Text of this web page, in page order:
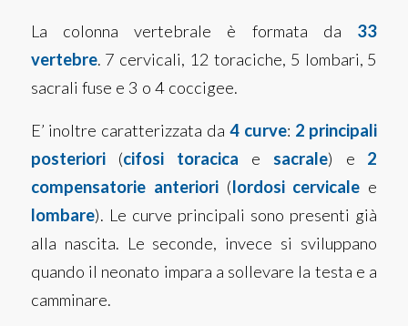
La colonna vertebrale è formata da 33
vertebre. 7 cervicali, 12 toraciche, 5 lombari, 5
sacrali fuse e 3 o 4 coccigee.
E’ inoltre caratterizzata da 4 curve: 2 principali
posteriori(cifosi toracica e sacrale) e 2
compensatorie anteriori(lordosi cervicale e
lombare). Le curve principali sono presenti già
alla nascita. Le seconde, invece si sviluppano
quando il neonato impara a sollevare la testa e a
camminare.